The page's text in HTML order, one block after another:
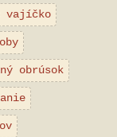
vajíčko
obrúsok